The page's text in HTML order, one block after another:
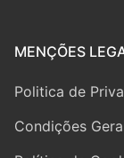
MENÇÕES
Politica de
Condições